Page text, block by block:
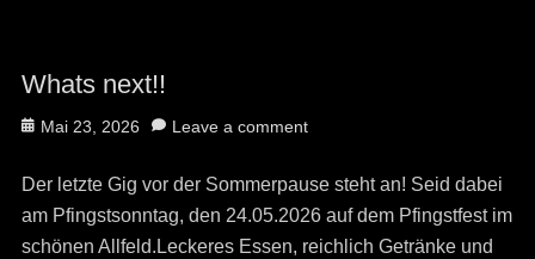
Whats next!!
Posted
Mai 23, 2026 Leave a comment
Der letzte Gig vor der Sommerpause steht an! Seid dabei
am Pfingstsonntag, den 24.05.2026 auf dem Pfingstfest im
schönen Allfeld.Leckeres Essen, reichlich Getränke und